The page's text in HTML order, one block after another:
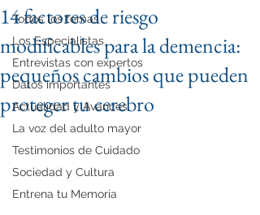
Todos los temas
Los Especialistas
Entrevistas con expertos
Datos importantes
Actualidad y Avances
La voz del adulto mayor
Testimonios de Cuidado
Sociedad y Cultura
Entrena tu Memoria
14 factores de riesgo
modificables para la demencia:
pequeños cambios que pueden
proteger tu cerebro